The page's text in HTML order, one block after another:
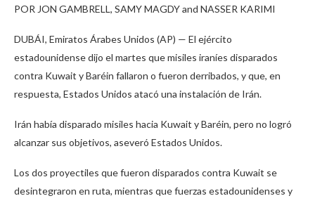
POR JON GAMBRELL, SAMY MAGDY and NASSER KARIMI
DUBÁI, Emiratos Árabes Unidos (AP) — El ejército
estadounidense dijo el martes que misiles iraníes disparados
contra Kuwait y Baréin fallaron o fueron derribados, y que, en
respuesta, Estados Unidos atacó una instalación de Irán.
Irán había disparado misiles hacia Kuwait y Baréin, pero no logró
alcanzar sus objetivos, aseveró Estados Unidos.
Los dos proyectiles que fueron disparados contra Kuwait se
desintegraron en ruta, mientras que fuerzas estadounidenses y